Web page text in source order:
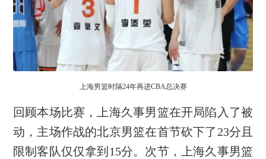
上海男篮时隔24年再进CBA总决赛
回顾本场比赛，上海久事男篮在开局陷入了被
动，主场作战的北京男篮在首节砍下了23分且
限制客队仅仅拿到15分。次节，上海久事男篮